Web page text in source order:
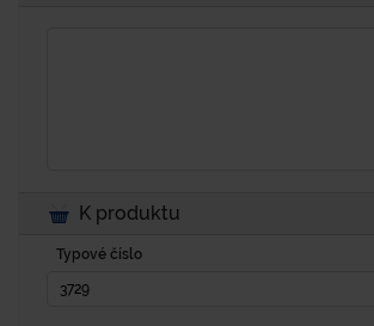
K produktu
Typové číslo